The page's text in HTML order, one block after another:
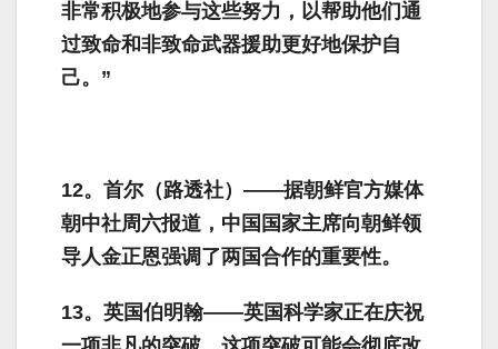
非常积极地参与这些努力，以帮助他们通
过致命和非致命武器援助更好地保护自
己。”
12。首尔（路透社）——据朝鲜官方媒体
朝中社周六报道，中国国家主席向朝鲜领
导人金正恩强调了两国合作的重要性。
13。英国伯明翰——英国科学家正在庆祝